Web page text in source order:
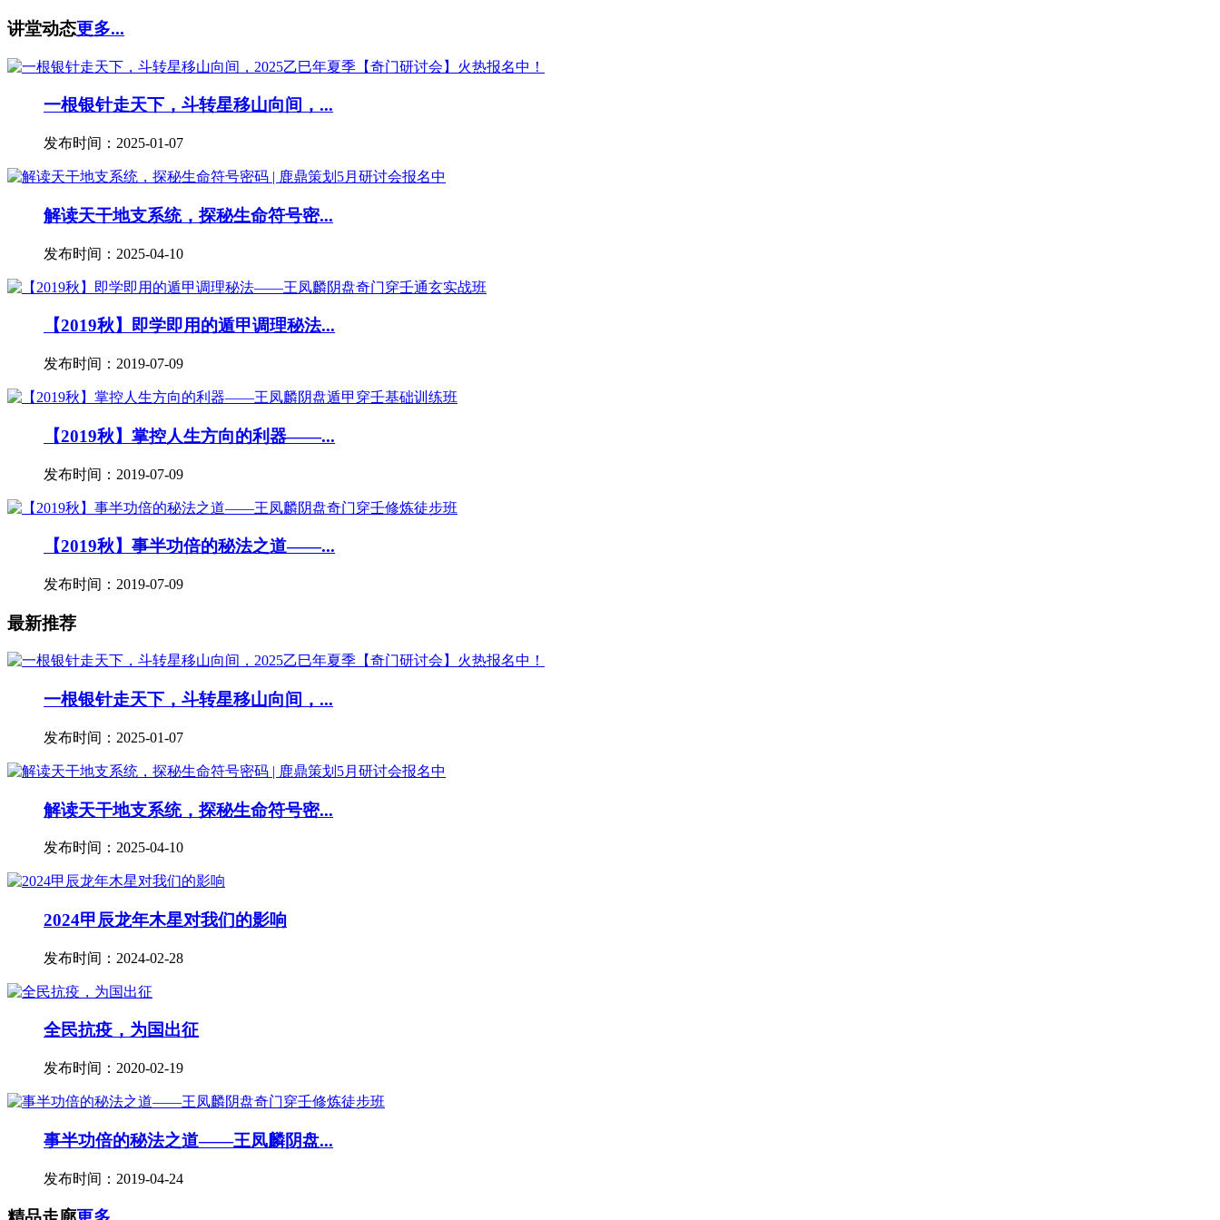
讲堂动态更多...
一根银针走天下，斗转星移山向间，...
发布时间：2025-01-07
解读天干地支系统，探秘生命符号密...
发布时间：2025-04-10
【2019秋】即学即用的遁甲调理秘法...
发布时间：2019-07-09
【2019秋】掌控人生方向的利器——...
发布时间：2019-07-09
【2019秋】事半功倍的秘法之道——...
发布时间：2019-07-09
最新推荐
一根银针走天下，斗转星移山向间，...
发布时间：2025-01-07
解读天干地支系统，探秘生命符号密...
发布时间：2025-04-10
2024甲辰龙年木星对我们的影响
发布时间：2024-02-28
全民抗疫，为国出征
发布时间：2020-02-19
事半功倍的秘法之道——王凤麟阴盘...
发布时间：2019-04-24